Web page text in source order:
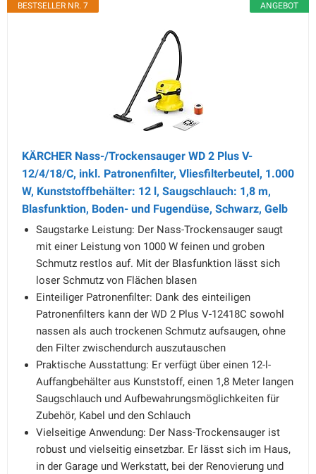
ANGEBOT
BESTSELLER NR. 7
KÄRCHER Nass-/Trockensauger WD 2 Plus V-
12/4/18/C, inkl. Patronenfilter, Vliesfilterbeutel, 1.000
W, Kunststoffbehälter: 12 l, Saugschlauch: 1,8 m,
Blasfunktion, Boden- und Fugendüse, Schwarz, Gelb
Saugstarke Leistung: Der Nass-Trockensauger saugt
mit einer Leistung von 1000 W feinen und groben
Schmutz restlos auf. Mit der Blasfunktion lässt sich
loser Schmutz von Flächen blasen
Einteiliger Patronenfilter: Dank des einteiligen
Patronenfilters kann der WD 2 Plus V-12418C sowohl
nassen als auch trockenen Schmutz aufsaugen, ohne
den Filter zwischendurch auszutauschen
Praktische Ausstattung: Er verfügt über einen 12-l-
Auffangbehälter aus Kunststoff, einen 1,8 Meter langen
Saugschlauch und Aufbewahrungsmöglichkeiten für
Zubehör, Kabel und den Schlauch
Vielseitige Anwendung: Der Nass-Trockensauger ist
robust und vielseitig einsetzbar. Er lässt sich im Haus,
in der Garage und Werkstatt, bei der Renovierung und